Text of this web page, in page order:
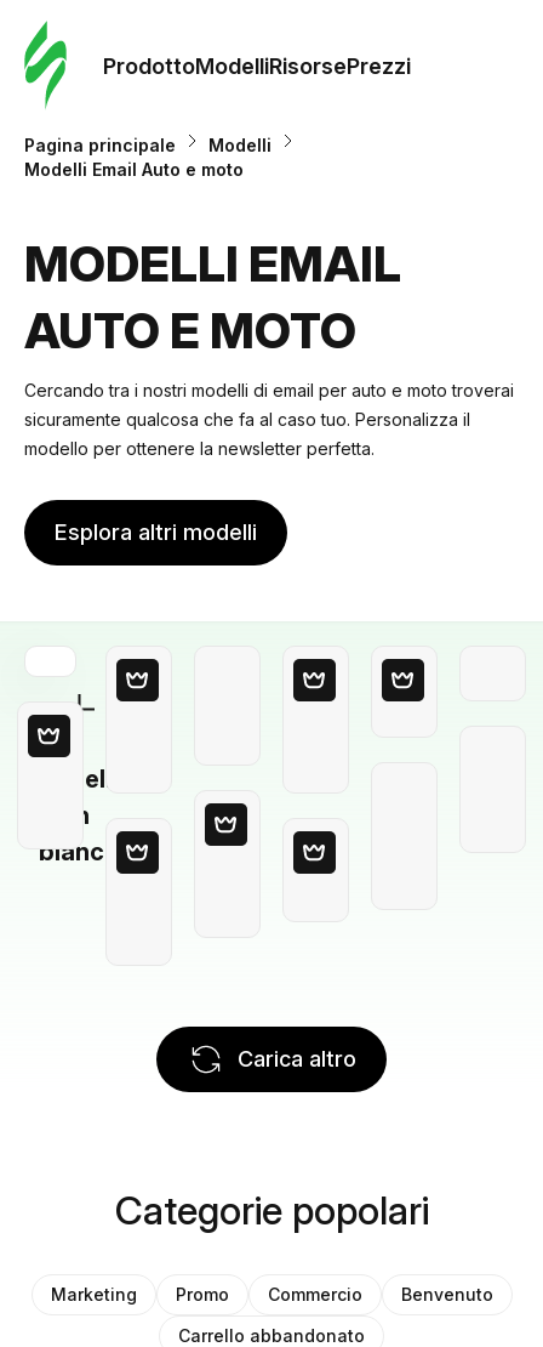
ProdottoModelliRisorsePrezzi
Pagina principale
Modelli
Modelli Email Auto e moto
MODELLI EMAIL
AUTO E MOTO
Cercando tra i nostri modelli di email per auto e moto troverai
sicuramente qualcosa che fa al caso tuo. Personalizza il
modello per ottenere la newsletter perfetta.
Esplora altri modelli
Modello
in
bianco
Carica altro
Categorie popolari
Marketing Promo Commercio
Benvenuto
Carrello abbandonato